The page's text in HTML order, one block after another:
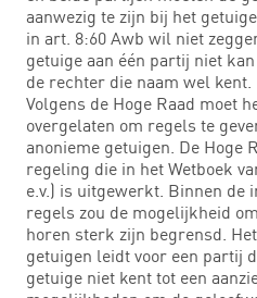
aanwezig te zijn bij het
in art. 8:60 Awb wil niet
getuige aan één partij niet
de rechter die naam wel kent.
Volgens de Hoge Raad moet
overgelaten om regels te
anonieme getuigen. De Hoge
regeling die in het Wetboek
e.v.) is uitgewerkt. Binnen de
regels zou de mogelijkheid
horen sterk zijn begrensd.
getuigen leidt voor een partij
getuige niet kent tot een